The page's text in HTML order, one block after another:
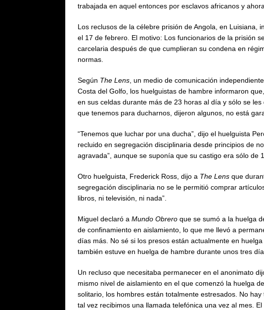
trabajada en aquel entonces por esclavos africanos y
Los reclusos de la célebre prisión de Angola, en Luisiana,
el 17 de febrero. El motivo: Los funcionarios de la prisión
carcelaria después de que cumplieran su condena en
normas.
Según The Lens, un medio de comunicación
Costa del Golfo, los huelguistas de hambre informaron
en sus celdas durante más de 23 horas al día y sólo se
que tenemos para ducharnos, dijeron algunos, no está
“Tenemos que luchar por una ducha”, dijo el huelguista
recluido en segregación disciplinaria desde principios de
agravada”, aunque se suponía que su castigo era sólo de
Otro huelguista, Frederick Ross, dijo a The Lens que
segregación disciplinaria no se le permitió comprar
libros, ni televisión, ni nada”.
Miguel declaró a Mundo Obrero que se sumó a la huelga
de confinamiento en aislamiento, lo que me llevó a
días más. No sé si los presos están actualmente en
también estuve en huelga de hambre durante unos tres
Un recluso que necesitaba permanecer en el anonimato
mismo nivel de aislamiento en el que comenzó la huelga
solitario, los hombres están totalmente estresados. No
tal vez recibimos una llamada telefónica una vez al mes.